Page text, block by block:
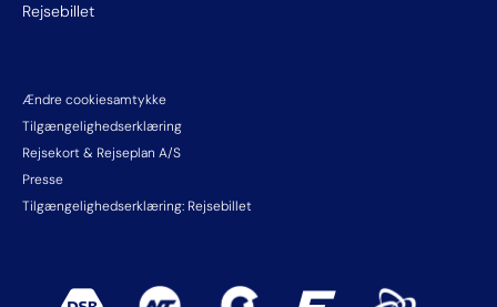
Rejsebillet
Ændre cookiesamtykke
Tilgængelighedserklæring
Rejsekort & Rejseplan A/S
Presse
Tilgængelighedserklæring: Rejsebillet